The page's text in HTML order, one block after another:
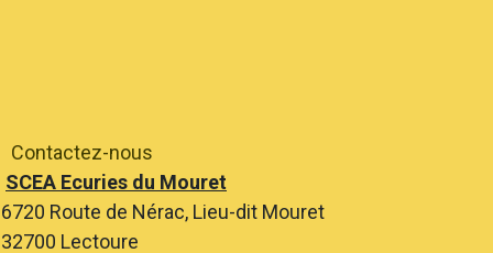
Contactez-nous
SCEA Ecuries du Mouret
6720 Route de Nérac, Lieu-dit Mouret
Lectoure